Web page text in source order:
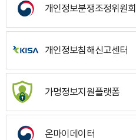
개인정보분쟁조정위원회
개인정보침해신고센터
가명정보지원플랫폼
온마이데이터